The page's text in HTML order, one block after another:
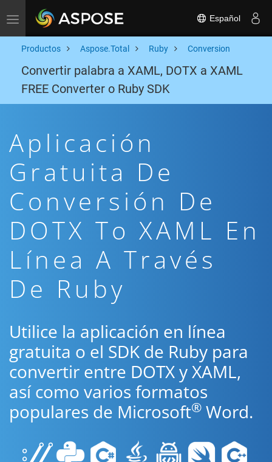
Toggle navigation Español
Productos Aspose.Total Ruby Conversion
Convertir palabra a XAML, DOTX a XAML
FREE Converter o Ruby SDK
Aplicación
Gratuita De
Conversión De
DOTX To XAML En
Línea A Través
De Ruby
Utilice la aplicación en línea
gratuita o el SDK de Ruby para
convertir entre DOTX y XAML,
así como varios formatos
populares de Microsoft® Word.